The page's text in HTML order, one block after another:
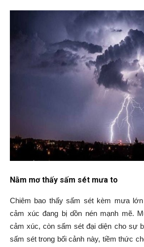
Nằm mơ thấy sấm sét mưa to
Chiêm bao thấy sấm sét kèm mưa
cảm xúc đang bị dồn nén mạnh mẽ.
cảm xúc, còn sấm sét đại diện cho sự
sấm sét trong bối cảnh này, tiềm thức